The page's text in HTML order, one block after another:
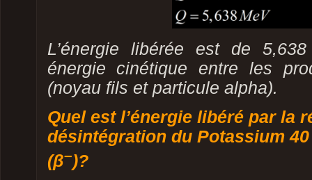
L’énergie libérée est de
énergie cinétique entre les
(noyau fils et particule alpha).
Quel est l’énergie libéré par la
désintégration du Potassium
(β–)?